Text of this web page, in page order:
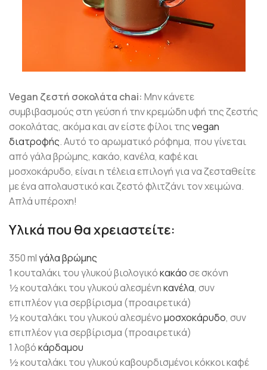
Vegan ζεστή σοκολάτα chai: Μην κάνετε
συμβιβασμούς στη γεύση ή την κρεμώδη υφή της ζεστής
σοκολάτας, ακόμα και αν είστε φίλοι τηςvegan
διατροφής. Αυτό το αρωματικό ρόφημα, που γίνεται
από γάλα βρώμης, κακάο, κανέλα, καφέ και
μοσχοκάρυδο, είναι η τέλεια επιλογή για να ζεσταθείτε
με ένα απολαυστικό και ζεστό φλιτζάνι τον χειμώνα.
Απλά υπέροχη!
Υλικά που θα χρειαστείτε:
350 mlγάλαβρώμης
1 κουταλάκι του γλυκού βιολογικόκακάοσε σκόνη
½ κουταλάκι του γλυκού αλεσμένηκανέλα, συν
επιπλέον για σερβίρισμα (προαιρετικά)
½ κουταλάκι του γλυκού αλεσμένομοσχοκάρυδο, συν
επιπλέον για σερβίρισμα (προαιρετικά)
1 λοβόκάρδαμου
½ κουταλάκι του γλυκού καβουρδισμένοι κόκκοι καφέ